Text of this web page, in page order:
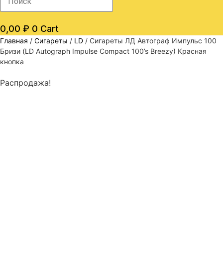
0,00 ₽ 0 Cart
Главная / Сигареты / LD / Сигареты ЛД Автограф Импульс 100
Бризи (LD Autograph Impulse Compact 100’s Breezy) Красная
кнопка
Распродажа!